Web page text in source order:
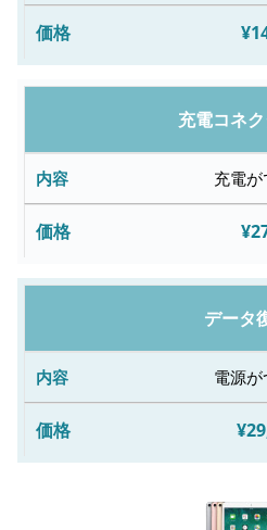
修
理
充電コネ
充電
データ
電源